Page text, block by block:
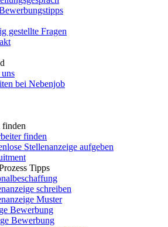
gestellte Fragen
bei Nebenjob
finden
finden
Stellenanzeige aufgeben
Tipps
schreiben
Muster
Bewerbung
Bewerbung